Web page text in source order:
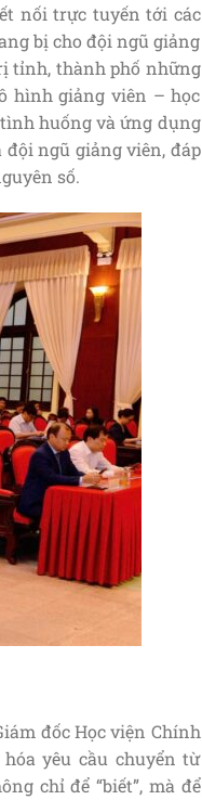
nối trực tuyến tới các
bị cho đội ngũ giảng
tỉnh, thành phố những
hình giảng viên – học
huống và ứng dụng
đội ngũ giảng viên, đáp
số.
đốc Học viện Chính
yêu cầu chuyển từ
chỉ để “biết”, mà để